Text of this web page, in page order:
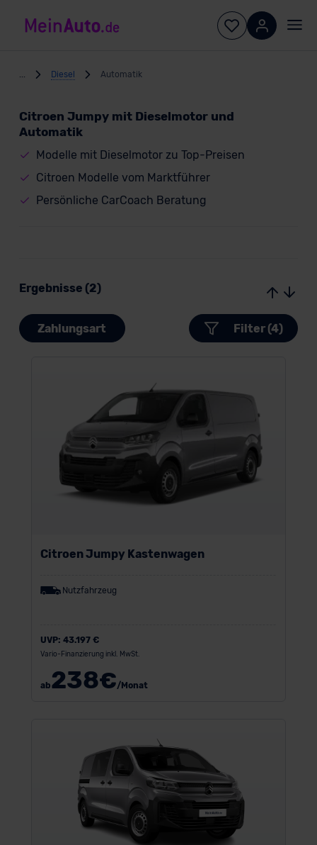
Diesel Automatik
Citroen Jumpy mit Dieselmotor und
Automatik
Modelle mit Dieselmotor zu Top-Preisen
Citroen Modelle vom Marktführer
Persönliche CarCoach Beratung
Ergebnisse (2)
Zahlungsart Filter (4)
Citroen Jumpy Kastenwagen
Nutzfahrzeug
UVP: 43.197 €
Vario-Finanzierung inkl. MwSt.
ab238€/Monat